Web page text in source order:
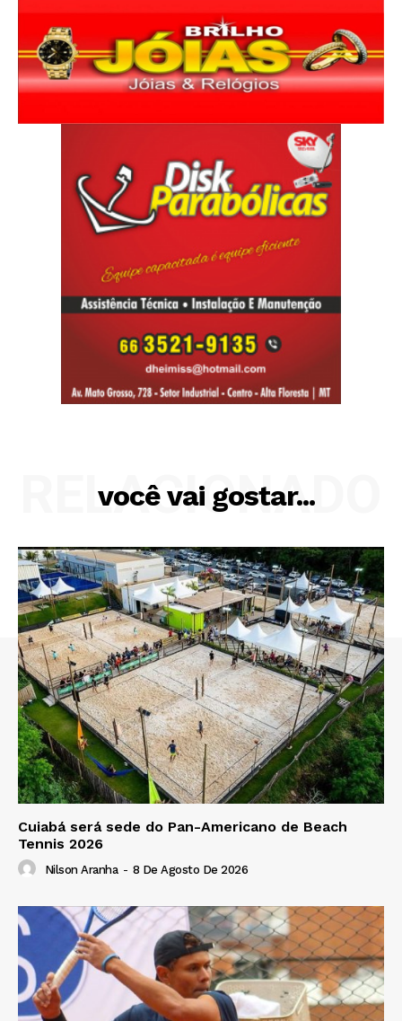
você vai gostar...
RELACIONADO
Cuiabá será sede do Pan-Americano de Beach
Tennis 2026
Nilson Aranha - 8 De Agosto De 2026